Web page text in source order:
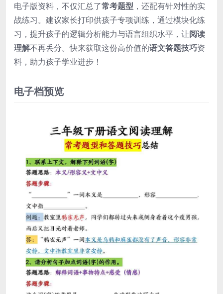
电子版资料，不仅汇总了常考题型 ，还配有针对性的实
战练习。建议家长打印供孩子专项训练，通过模块化练
习，提升孩子的逻辑分析能力与语言组织水平，让阅读
理解不再丢分。快来获取这份高价值的语文答题技巧资
料，助力孩子学业进步！
电子档预览